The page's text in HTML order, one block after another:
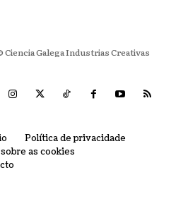
Ciencia Galega Industrias Creativas
Política de privacidade
as cookies